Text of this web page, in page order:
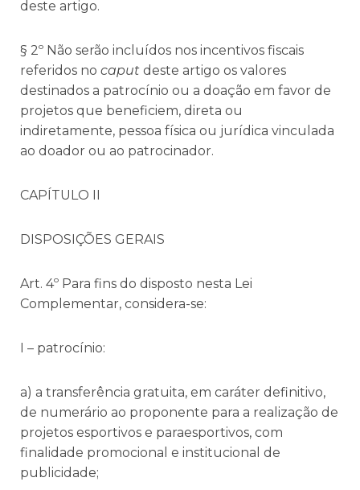
deste artigo.
§ 2º Não serão incluídos nos incentivos fiscais
referidos no caput deste artigo os valores
destinados a patrocínio ou a doação em favor de
projetos que beneficiem, direta ou
indiretamente, pessoa física ou jurídica vinculada
ao doador ou ao patrocinador.
CAPÍTULO II
DISPOSIÇÕES GERAIS
Art. 4º Para fins do disposto nesta Lei
Complementar, considera-se:
I – patrocínio:
a) a transferência gratuita, em caráter definitivo,
de numerário ao proponente para a realização de
projetos esportivos e paraesportivos, com
finalidade promocional e institucional de
publicidade;